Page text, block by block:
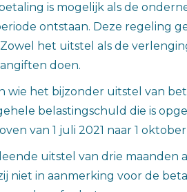
is mogelijk als de
ontstaan. Deze regeling
het uitstel als de
doen.
het bijzonder uitstel van
belastingschuld die is
van 1 juli 2021 naar 1
uitstel van drie
niet in aanmerking voor de